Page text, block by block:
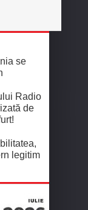
se
Radio
de
legitim